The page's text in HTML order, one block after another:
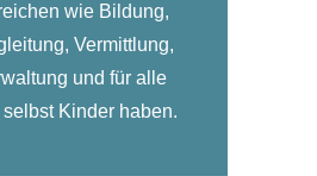
wie Bildung,
Vermittlung,
und für alle
Kinder haben.